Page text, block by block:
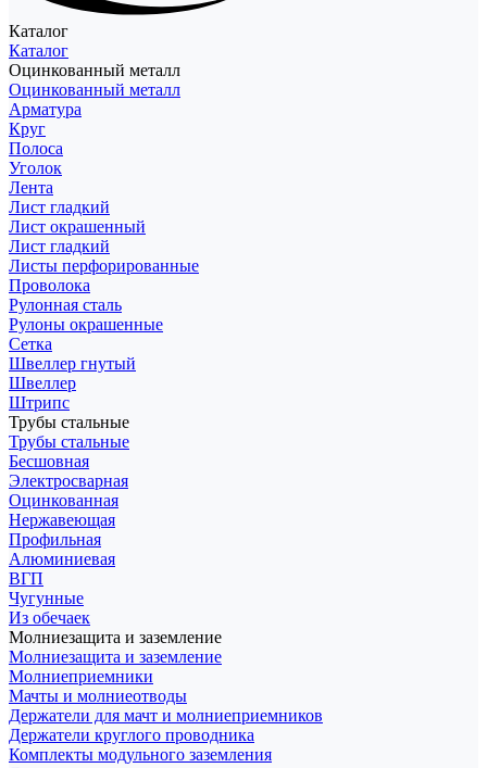
Каталог
Каталог
Оцинкованный металл
Оцинкованный металл
Арматура
Круг
Полоса
Уголок
Лента
Лист гладкий
Лист окрашенный
Лист гладкий
Листы перфорированные
Проволока
Рулонная сталь
Рулоны окрашенные
Сетка
Швеллер гнутый
Швеллер
Штрипс
Трубы стальные
Трубы стальные
Бесшовная
Электросварная
Оцинкованная
Нержавеющая
Профильная
Алюминиевая
ВГП
Чугунные
Из обечаек
Молниезащита и заземление
Молниезащита и заземление
Молниеприемники
Мачты и молниеотводы
Держатели для мачт и молниеприемников
Держатели круглого проводника
Комплекты модульного заземления